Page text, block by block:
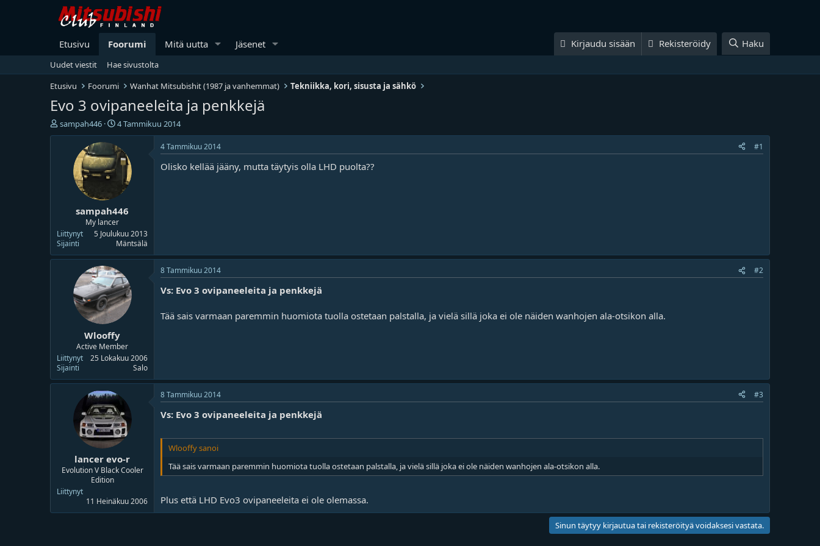
Etusivu Foorumi Mitä uutta Jäsenet Kirjaudu sisään Rekisteröidy Haku
Uudet viestit
Hae sivustolta
Etusivu
Foorumi Wanhat Mitsubishit (1987 ja vanhemmat) Tekniikka, kori, sisusta ja sähkö
Evo 3 ovipaneeleita ja penkkejä
V
i
u
n
a
sampah446
A
l
o
i
p
ä
i
v
ä
m
ä
r
ä
4 Tammikuu 2014
sampah446
My lancer
Liittynyt
5 Joulukuu 2013
Sijainti
Mäntsälä
4 Tammikuu 2014 #1
Olisko kellää jääny, mutta täytyis olla LHD puolta??
Wlooffy
Active Member
Liittynyt
25 Lokakuu 2006
Sijainti
Salo
8 Tammikuu 2014 #2
Vs: Evo 3 ovipaneeleita ja penkkejä
Tää sais varmaan paremmin huomiota tuolla ostetaan palstalla, ja vielä sillä joka ei ole näiden wanhojen ala-otsikon alla.
lancer evo-r
Evolution V Black Cooler
Edition
Liittynyt
11 Heinäkuu 2006
8 Tammikuu 2014 #3
Vs: Evo 3 ovipaneeleita ja penkkejä
Wlooffy sanoi
Tää sais varmaan paremmin huomiota tuolla ostetaan palstalla, ja vielä sillä joka ei ole näiden wanhojen ala-otsikon alla.
Plus että LHD Evo3 ovipaneeleita ei ole olemassa.
Sinun täytyy kirjautua tai rekisteröityä voidaksesi vastata.